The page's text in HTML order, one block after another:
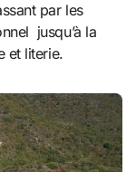
par les
jusqu’à la
et literie.